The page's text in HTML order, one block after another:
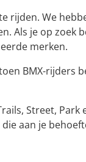
rijden. We
Als je op zoek
merken.
BMX-rijders
Street,
aan je